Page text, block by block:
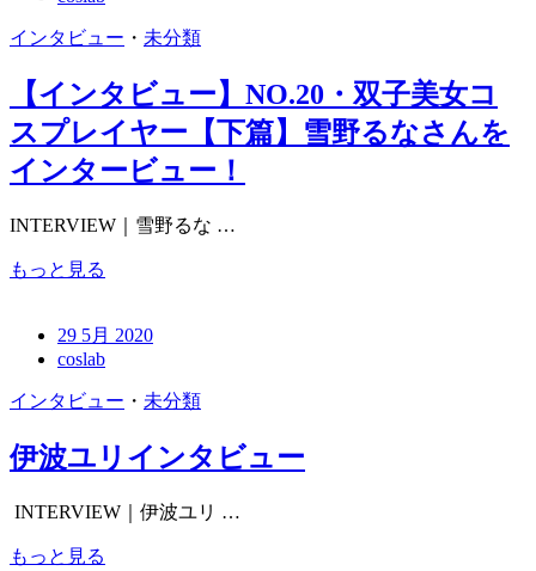
インタビュー ・ 未分類
【インタビュー】NO.20・双子美女コ
スプレイヤー【下篇】雪野るなさんを
インタービュー！
INTERVIEW｜雪野るな …
もっと見る
29 5月 2020
coslab
インタビュー ・ 未分類
伊波ユリインタビュー
INTERVIEW｜伊波ユリ …
もっと見る